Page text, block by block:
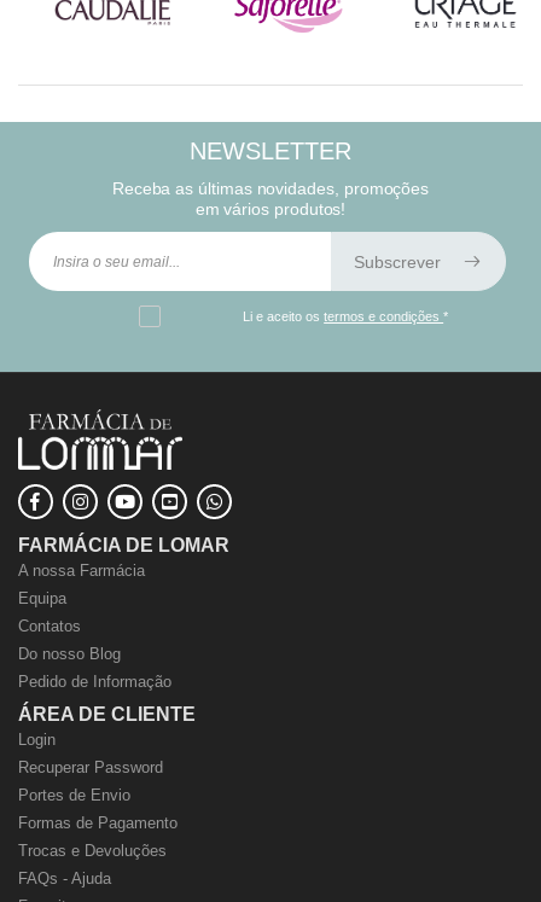
NEWSLETTER
Receba as últimas novidades, promoções
em vários produtos!
Subscrever
Li e aceito ostermos e condições*
FARMÁCIA DE LOMAR
A nossa Farmácia
Equipa
Contatos
Do nosso Blog
Pedido de Informação
ÁREA DE CLIENTE
Login
Recuperar Password
Portes de Envio
Formas de Pagamento
Trocas e Devoluções
FAQs - Ajuda